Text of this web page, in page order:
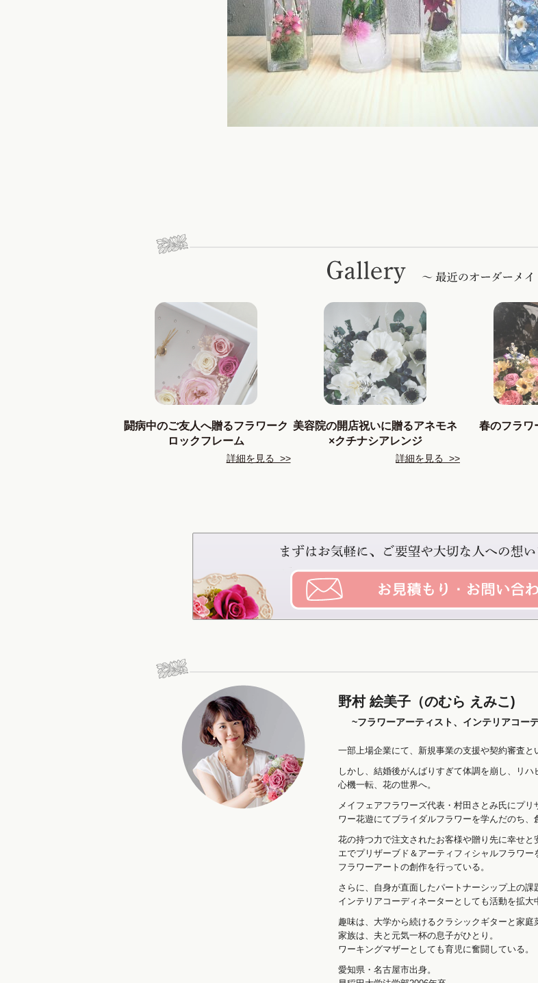
闘病中のご友人へ贈るフラワーク
ロックフレーム
詳細を見る >>
美容院の開店祝いに贈るアネモネ
×クチナシアレンジ
詳細を見る >>
春のフラワ
野村 絵美子（のむら えみこ)
~フラワーアーティスト、インテリアコー
一部上場企業にて、新規事業の支援や契約審査と
しかし、結婚後がんばりすぎて体調を崩し、リ
心機一転、花の世界へ。
メイフェアフラワーズ代表・村田さとみ氏にプ
ワー花遊にてブライダルフラワーを学んだのち、
花の持つ力で注文されたお客様や贈り先に幸せ
エでプリザーブド＆アーティフィシャルフラワ
フラワーアートの創作を行っている。
さらに、自身が直面したパートナーシップ上の
インテリアコーディネーターとしても活動を拡大
趣味は、大学から続けるクラシックギターと家庭
家族は、夫と元気一杯の息子がひとり。
ワーキングマザーとしても育児に奮闘している。
愛知県・名古屋市出身。